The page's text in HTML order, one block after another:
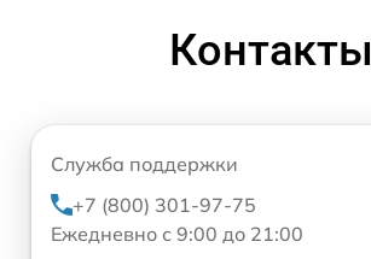
Контакты
Служба поддержки
+7 (800) 301-97-75
Ежедневно с 9:00 до 21:00